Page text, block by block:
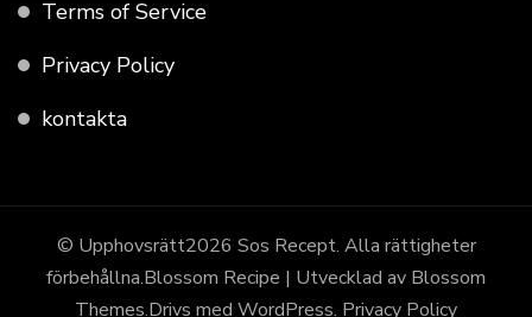
Terms of Service
Privacy Policy
kontakta
© Upphovsrätt2026 Sos Recept. Alla rättigheter
förbehållna.Blossom Recipe | Utvecklad av Blossom
Themes.Drivs med WordPress. Privacy Policy